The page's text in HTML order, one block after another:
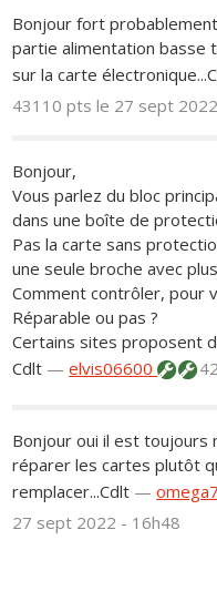
Bonjour fort
partie alimentation basse
sur la carte
43110 ptsle 27 sept
Bonjour,
Vous parlez du bloc
dans une boîte de
Pas la carte sans
une seule broche avec
Comment contrôler, pour
Réparable ou pas ?
Certains sites proposent
Cdlt —elvis06600
Bonjour oui il est toujours
réparer les cartes plutôt
remplacer...Cdlt —
27 sept 2022 - 16h48